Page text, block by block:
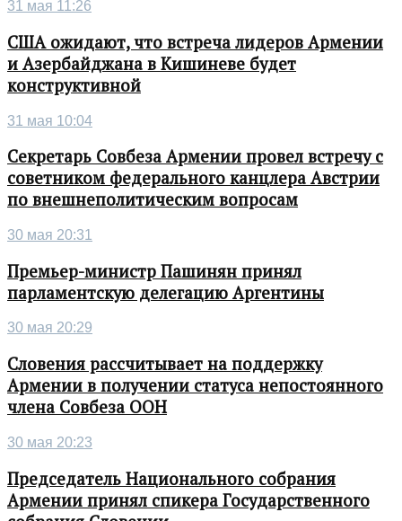
31 мая 11:26
США ожидают, что встреча лидеров Армении
и Азербайджана в Кишиневе будет
конструктивной
31 мая 10:04
Секретарь Совбеза Армении провел встречу с
советником федерального канцлера Австрии
по внешнеполитическим вопросам
30 мая 20:31
Премьер-министр Пашинян принял
парламентскую делегацию Аргентины
30 мая 20:29
Словения рассчитывает на поддержку
Армении в получении статуса непостоянного
члена Совбеза ООН
30 мая 20:23
Председатель Национального собрания
Армении принял спикера Государственного